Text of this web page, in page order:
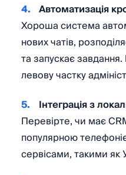
Автоматизація
Хороша система
нових чатів,
та запускає
левову частку
Інтеграція з
Перевірте, чи має
популярною
сервісами, такими як